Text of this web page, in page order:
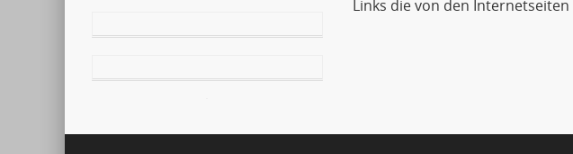
Links die von den Internetseiten